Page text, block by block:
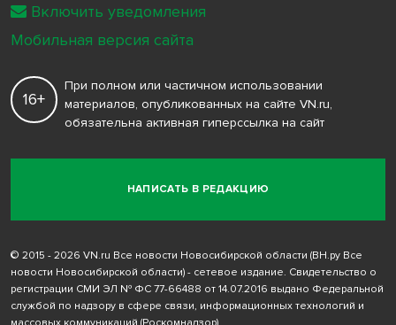
НАПИСАТЬ В РЕДАКЦИЮ
16+
При полном или частичном использовании
материалов, опубликованных на сайте VN.ru,
обязательна активная гиперссылка на сайт
© 2015 - 2026 VN.ru Все новости Новосибирской области (ВН.ру Все
новости Новосибирской области) - сетевое издание. Свидетельство о
регистрации СМИ ЭЛ № ФС 77-66488 от 14.07.2016 выдано Федеральной
службой по надзору в сфере связи, информационных технологий и
Включить уведомления
Мобильная версия сайта